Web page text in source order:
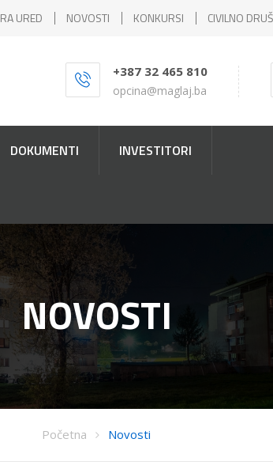
RA URED NOVOSTI KONKURSI CIVILNO
+387 32 465 810
opcina@maglaj.ba
DOKUMENTI INVESTITORI
NOVOSTI
Početna Novosti